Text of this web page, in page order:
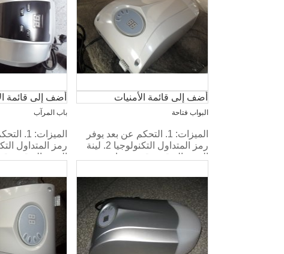
أضف إلى قائمة الأمنيات
البواب فتاحة
الميزات: 1. التحكم عن بعد يوفر
رمز المتداول التكنولوجيا 2. لينة
البدء والتوقف، قوية، صامتة.
أضف إلى قائمة
باب المرآب
الميزات:
البدء والتوقف،